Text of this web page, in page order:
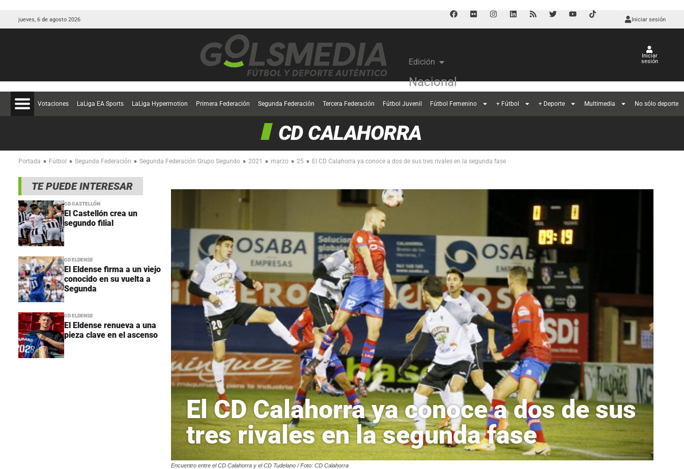
jueves, 6 de agosto 2026 Iniciar sesión
Edición
Nacional
Iniciar
sesión
Votaciones LaLiga EA Sports LaLiga Hypermotion Primera Federación Segunda Federación Tercera Federación Fútbol Juvenil Fútbol Femenino + Fútbol + Deporte Multimedia No sólo deporte
CD CALAHORRA
Portada » Fútbol » Segunda Federación » Segunda Federación Grupo Segundo » 2021 » marzo » 25 » El CD Calahorra ya conoce a dos de sus tres rivales en la segunda fase
TE PUEDE INTERESAR
CD CASTELLÓN
El Castellón crea un
segundo filial
CD ELDENSE
El Eldense firma a un viejo
conocido en su vuelta a
Segunda
CD ELDENSE
El Eldense renueva a una
pieza clave en el ascenso
El CD Calahorra ya conoce a dos de sus
tres rivales en la segunda fase
Encuentro entre el CD Calahorra y el CD Tudelano / Foto: CD Calahorra